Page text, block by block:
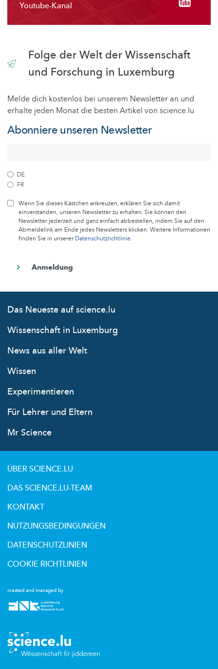
Youtube-Kanal
Folge der Welt der Wissenschaft
und Forschung in Luxemburg
Melde dich kostenlos bei unserem Newsletter an und
erhalte jeden Monat die besten Artikel von science.lu
Abonniere unseren Newsletter
DE
FR
Wenn Sie dieses Kästchen ankreuzen, erklären Sie sich damit
einverstanden, unseren Newsletter zu erhalten. Sie können den
Newsletter jederzeit und ganz einfach abbestellen, indem Sie auf den
Abmeldelink am Ende jedes Newsletters klicken. Weitere Informationen
finden Sie in unsererDatenschutzrichtlinie.
Das Neueste auf science.lu
Wissenschaft in Luxemburg
News aus aller Welt
Wissen
Experimentieren
Für Lehrer und Eltern
Mr Science
created and managed by
ÜBER SCIENCE.LU
DAS SCIENCE.LU-TEAM
KONTAKT
NUTZUNGSBEDINGUNGEN
DATENSCHUTZLINIEN
COOKIE RICHTLINIEN